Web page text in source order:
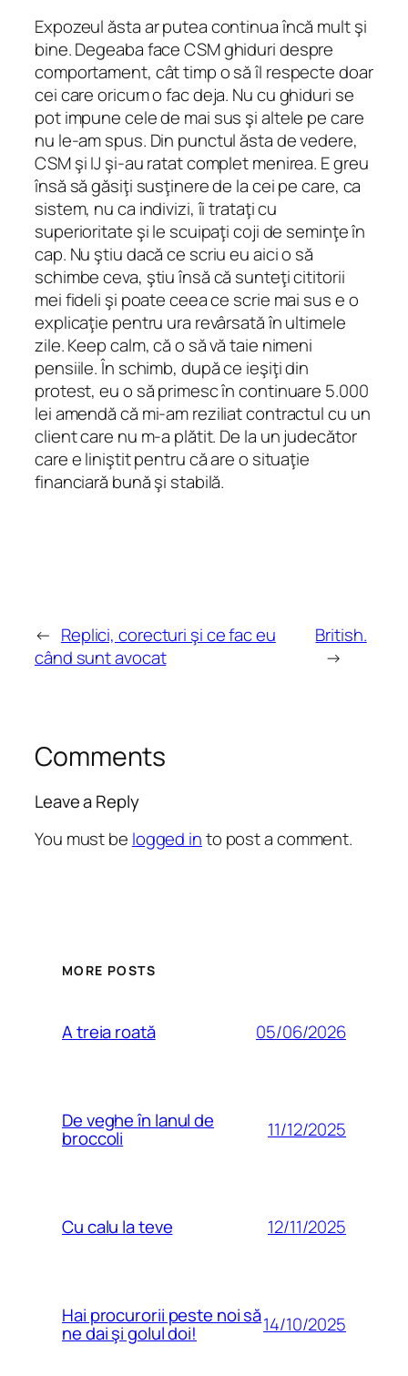
Expozeul ăsta ar putea continua încă mult şi
bine. Degeaba face CSM ghiduri despre
comportament, cât timp o să îl respecte doar
cei care oricum o fac deja. Nu cu ghiduri se
pot impune cele de mai sus şi altele pe care
nu le-am spus. Din punctul ăsta de vedere,
CSM şi IJ şi-au ratat complet menirea. E greu
însă să găsiţi susţinere de la cei pe care, ca
sistem, nu ca indivizi, îi trataţi cu
superioritate şi le scuipaţi coji de seminţe în
cap. Nu ştiu dacă ce scriu eu aici o să
schimbe ceva, ştiu însă că sunteţi cititorii
mei fideli şi poate ceea ce scrie mai sus e o
explicaţie pentru ura revârsată în ultimele
zile. Keep calm, că o să vă taie nimeni
pensiile. În schimb, după ce ieşiţi din
protest, eu o să primesc în continuare 5.000
lei amendă că mi-am reziliat contractul cu un
client care nu m-a plătit. De la un judecător
care e liniştit pentru că are o situaţie
financiară bună şi stabilă.
← Replici, corecturi şi ce fac eu
când sunt avocat
British.
→
Comments
Leave a Reply
You must be logged into post a comment.
MORE POSTS
A treia roată 05/06/2026
De veghe în lanul de
broccoli 11/12/2025
Cu calu la teve 12/11/2025
Hai procurorii peste noi să
ne dai şi golul doi! 14/10/2025